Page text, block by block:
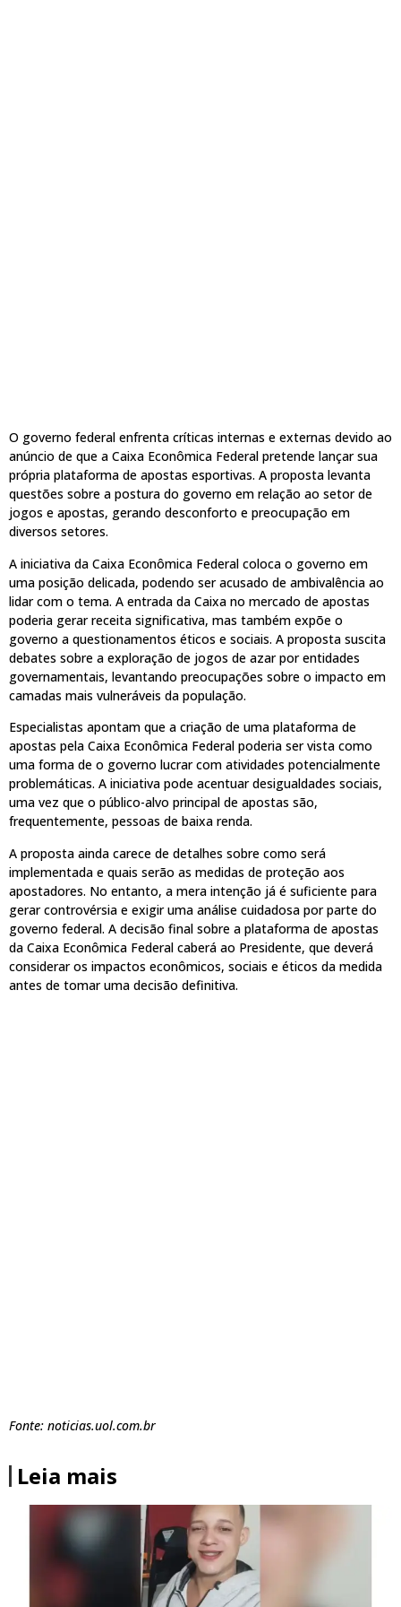
O governo federal enfrenta críticas internas e externas devido ao
anúncio de que a Caixa Econômica Federal pretende lançar sua
própria plataforma de apostas esportivas. A proposta levanta
questões sobre a postura do governo em relação ao setor de
jogos e apostas, gerando desconforto e preocupação em
diversos setores.
A iniciativa da Caixa Econômica Federal coloca o governo em
uma posição delicada, podendo ser acusado de ambivalência ao
lidar com o tema. A entrada da Caixa no mercado de apostas
poderia gerar receita significativa, mas também expõe o
governo a questionamentos éticos e sociais. A proposta suscita
debates sobre a exploração de jogos de azar por entidades
governamentais, levantando preocupações sobre o impacto em
camadas mais vulneráveis da população.
Especialistas apontam que a criação de uma plataforma de
apostas pela Caixa Econômica Federal poderia ser vista como
uma forma de o governo lucrar com atividades potencialmente
problemáticas. A iniciativa pode acentuar desigualdades sociais,
uma vez que o público-alvo principal de apostas são,
frequentemente, pessoas de baixa renda.
A proposta ainda carece de detalhes sobre como será
implementada e quais serão as medidas de proteção aos
apostadores. No entanto, a mera intenção já é suficiente para
gerar controvérsia e exigir uma análise cuidadosa por parte do
governo federal. A decisão final sobre a plataforma de apostas
da Caixa Econômica Federal caberá ao Presidente, que deverá
considerar os impactos econômicos, sociais e éticos da medida
antes de tomar uma decisão definitiva.
Fonte: noticias.uol.com.br
Leia mais